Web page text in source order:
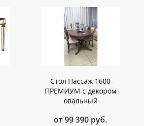
Стол Пассаж 1600
ПРЕМИУМ с декором
овальный
от 99 390 руб.